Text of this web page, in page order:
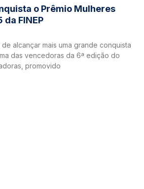
o Prêmio Mulheres
FINEP
alcançar mais uma grande conquista
das vencedoras da 6ª edição do
promovido